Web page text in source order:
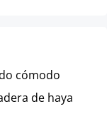
cómodo
de haya